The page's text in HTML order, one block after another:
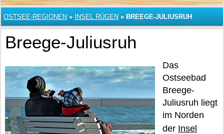
OSTSEE-REGIONEN » INSEL RÜGEN » BREEGE-JULIUSRUH
Breege-Juliusruh
Das
Ostseebad
Breege-
Juliusruh liegt
im Norden
der Insel